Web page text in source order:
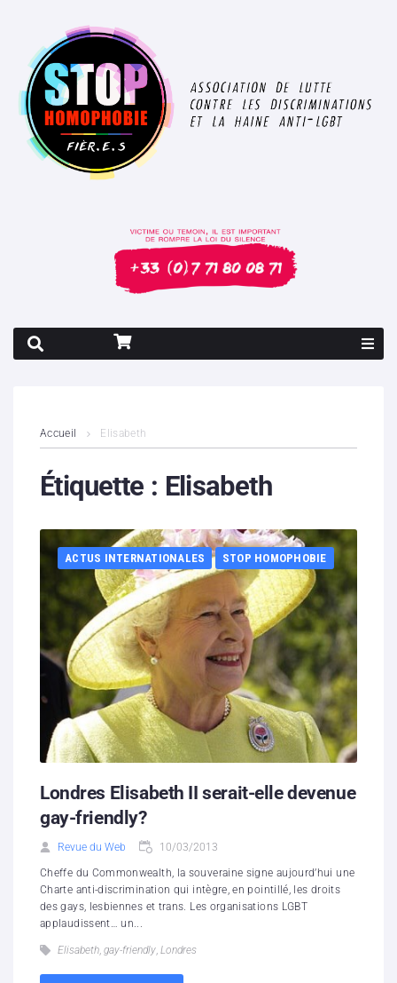
Contenus litigieux
Boutique
Partenaires
Contacts
Hébergement solidaire
Accueil Elisabeth
Étiquette : Elisabeth
ACTUS INTERNATIONALES STOP HOMOPHOBIE
Londres Elisabeth II serait-elle devenue
gay-friendly?
Revue du Web 10/03/2013
Cheffe du Commonwealth, la souveraine signe aujourd’hui une
Charte anti-discrimination qui intègre, en pointillé, les droits
des gays, lesbiennes et trans. Les organisations LGBT
applaudissent… un...
Elisabeth, gay-friendly, Londres